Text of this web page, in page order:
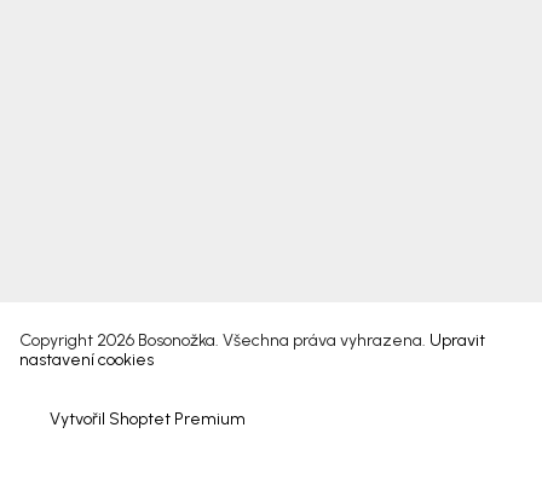
Vytvořil Shoptet Premium
Copyright 2026 Bosonožka. Všechna práva vyhrazena. Upravit
nastavení cookies